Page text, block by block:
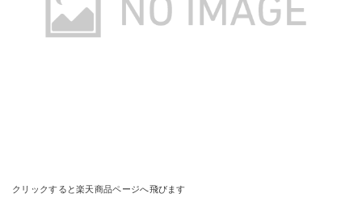
クリックすると楽天商品ページへ飛びます